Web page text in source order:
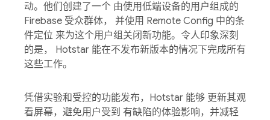
动。他们创建了一个 由使用低端设备的用户组成的
Firebase 受众群体， 并使用 Remote Config 中的条
件定位 来为这个用户组关闭新功能。令人印象深刻
的是， Hotstar 能在不发布新版本的情况下完成所有
这些工作。
凭借实验和受控的功能发布，Hotstar 能够 更新其观
看屏幕，避免用户受到 有缺陷的体验影响，并减轻